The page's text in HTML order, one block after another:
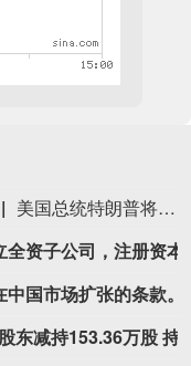
利润同比增长46.53%